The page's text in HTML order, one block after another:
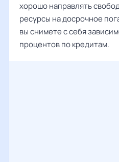
хорошо направлять
ресурсы на досрочное
вы снимете с себя
процентов по кредитам.